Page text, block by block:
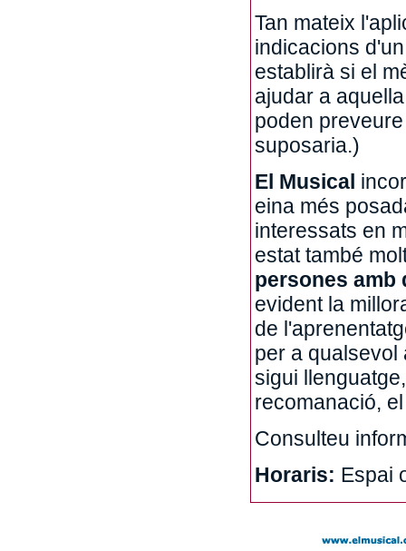
Tan mateix
indicacions
establirà si el
ajudar a
poden
suposaria.)
El Musical
eina més
interessats en
estat també
persones amb
evident la
de
per a qualsevol
sigui
recomanació,
Consulteu
Horaris: Espai